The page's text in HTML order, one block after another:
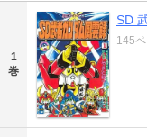
1
巻
SD
145